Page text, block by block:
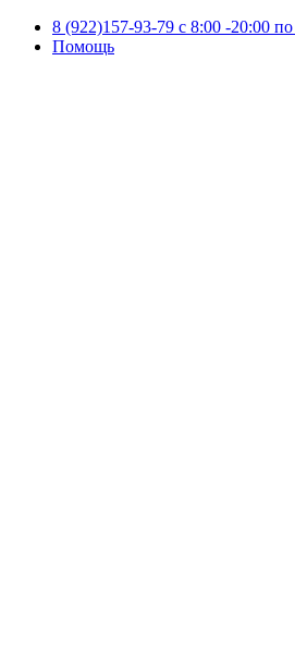
8 (922)157-93-79 c 8:00 -20:00
Помощь